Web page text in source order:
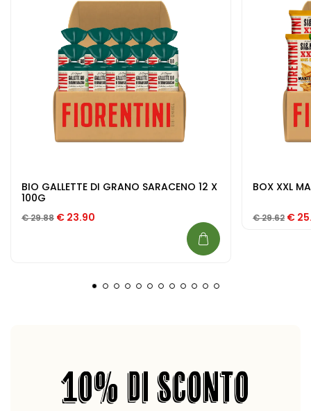
BIO GALLETTE DI GRANO SARACENO 12 X
100G
€29.88 Il prezzo originale era: € 29.88.
€ 23.90
BOX XXL
€29.62 Il
€
10% DI SCONTO